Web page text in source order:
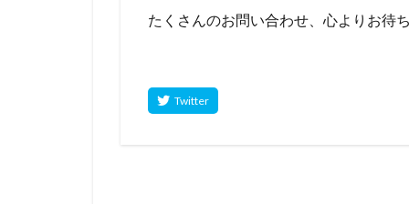
たくさんのお問い合わせ、心よりお待